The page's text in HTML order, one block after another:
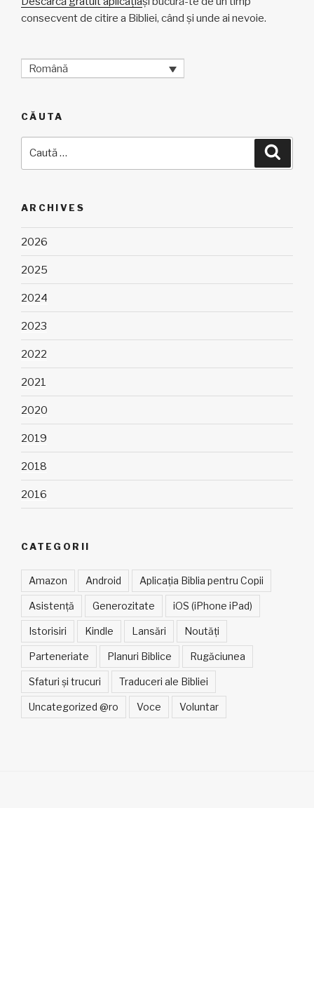
consecvent de citire a Bibliei, când și unde ai nevoie.
Română
CĂUTA
ARCHIVES
2026
2025
2024
2023
2022
2021
2020
2019
2018
2016
CATEGORII
Amazon Android Aplicația Biblia pentru Copii
Asistență Generozitate iOS (iPhone iPad)
Istorisiri Kindle Lansări Noutăți
Parteneriate Planuri Biblice Rugăciunea
Sfaturi și trucuri Traduceri ale Bibliei
Uncategorized @ro Voce Voluntar